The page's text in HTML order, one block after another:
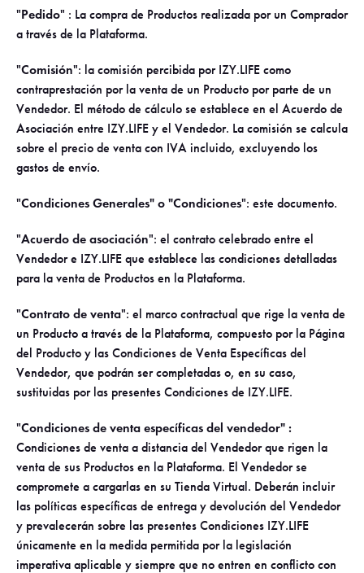
"Pedido" : La compra de Productos realizada por un Comprador
a través de la Plataforma.
"Comisión": la comisión percibida por IZY.LIFE como
contraprestación por la venta de un Producto por parte de un
Vendedor. El método de cálculo se establece en el Acuerdo de
Asociación entre IZY.LIFE y el Vendedor. La comisión se calcula
sobre el precio de venta con IVA incluido, excluyendo los
gastos de envío.
"Condiciones Generales" o "Condiciones": este documento.
"Acuerdo de asociación": el contrato celebrado entre el
Vendedor e IZY.LIFE que establece las condiciones detalladas
para la venta de Productos en la Plataforma.
"Contrato de venta": el marco contractual que rige la venta de
un Producto a través de la Plataforma, compuesto por la Página
del Producto y las Condiciones de Venta Específicas del
Vendedor, que podrán ser completadas o, en su caso,
sustituidas por las presentes Condiciones de IZY.LIFE.
"Condiciones de venta específicas del vendedor" :
Condiciones de venta a distancia del Vendedor que rigen la
venta de sus Productos en la Plataforma. El Vendedor se
compromete a cargarlas en su Tienda Virtual. Deberán incluir
las políticas específicas de entrega y devolución del Vendedor
y prevalecerán sobre las presentes Condiciones IZY.LIFE
únicamente en la medida permitida por la legislación
imperativa aplicable y siempre que no entren en conflicto con